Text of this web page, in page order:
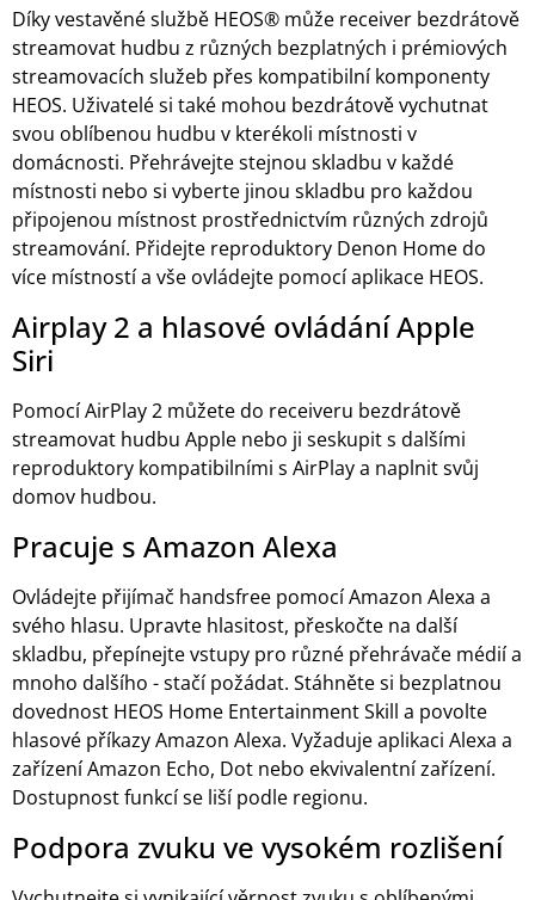
Díky vestavěné službě HEOS® může receiver bezdrátově
streamovat hudbu z různých bezplatných i prémiových
streamovacích služeb přes kompatibilní komponenty
HEOS. Uživatelé si také mohou bezdrátově vychutnat
svou oblíbenou hudbu v kterékoli místnosti v
domácnosti. Přehrávejte stejnou skladbu v každé
místnosti nebo si vyberte jinou skladbu pro každou
připojenou místnost prostřednictvím různých zdrojů
streamování. Přidejte reproduktory Denon Home do
více místností a vše ovládejte pomocí aplikace HEOS.
Airplay 2 a hlasové ovládání Apple
Siri
Pomocí AirPlay 2 můžete do receiveru bezdrátově
streamovat hudbu Apple nebo ji seskupit s dalšími
reproduktory kompatibilními s AirPlay a naplnit svůj
domov hudbou.
Pracuje s Amazon Alexa
Ovládejte přijímač handsfree pomocí Amazon Alexa a
svého hlasu. Upravte hlasitost, přeskočte na další
skladbu, přepínejte vstupy pro různé přehrávače médií a
mnoho dalšího - stačí požádat. Stáhněte si bezplatnou
dovednost HEOS Home Entertainment Skill a povolte
hlasové příkazy Amazon Alexa. Vyžaduje aplikaci Alexa a
zařízení Amazon Echo, Dot nebo ekvivalentní zařízení.
Dostupnost funkcí se liší podle regionu.
Podpora zvuku ve vysokém rozlišení